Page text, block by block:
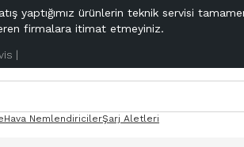
yaptığımız ürünlerin teknik servisi
firmalara itimat etmeyiniz.
|
Hava NemlendiricilerŞarj Aletleri